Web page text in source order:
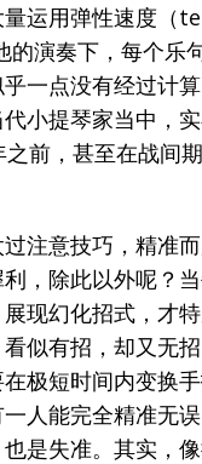
量运用弹性速度（
演奏下，每个乐
一点没有经过计
小提琴家当中，
前，甚至在战间
注意技巧，精准
，除此以外呢？
现幻化招式，才
似有招，却又无
极短时间内变换
人能完全精准无
是失准。其实，